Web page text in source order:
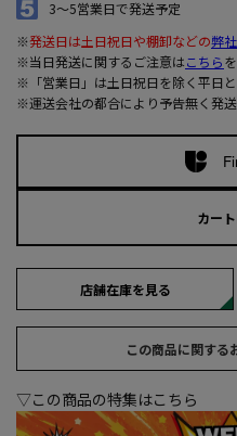
3～5営業日で発送予定
※発送日は土日祝日や棚卸などの弊
※当日発送に関するご注意はこちら
※「営業日」は土日祝日を除く平日
※運送会社の都合により予告無く発
カー
店舗在庫を見る
この商品に関する
▽この商品の特集はこちら